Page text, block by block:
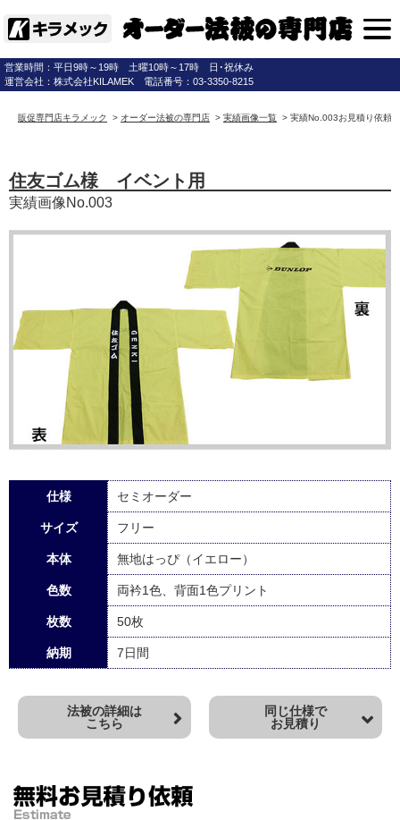
営業時間：平日9時～19時 土曜10時～17時 日･祝休み
運営会社：株式会社KILAMEK 電話番号：03-3350-8215
販促専門店キラメック > オーダー法被の専門店 > 実績画像一覧 > 実績No.003お見積り依頼(
住友ゴム様 イベント用
実績画像No.003
仕様 セミオーダー
サイズ フリー
本体 無地はっぴ（イエロー）
色数 両衿1色、背面1色プリント
枚数 50枚
納期 7日間
法被の詳細は
こちら
同じ仕様で
お見積り